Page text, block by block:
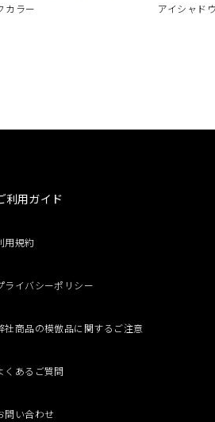
カラー アイシャド
利用ガイド
用規約
ライバシーポリシー
社商品の模倣品に関するご注意
くあるご質問
問い合わせ